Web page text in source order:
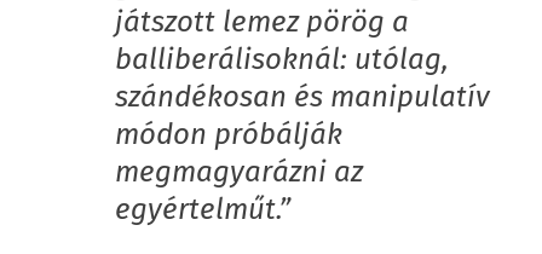
játszott lemez pörög a
balliberálisoknál: utólag,
szándékosan és manipulatív
módon próbálják
megmagyarázni az
egyértelműt.”